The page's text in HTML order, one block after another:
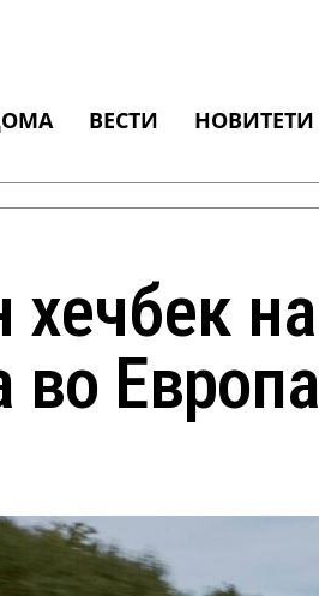
ВЕСТИ НОВИТЕТИ
хечбек на
во Европа